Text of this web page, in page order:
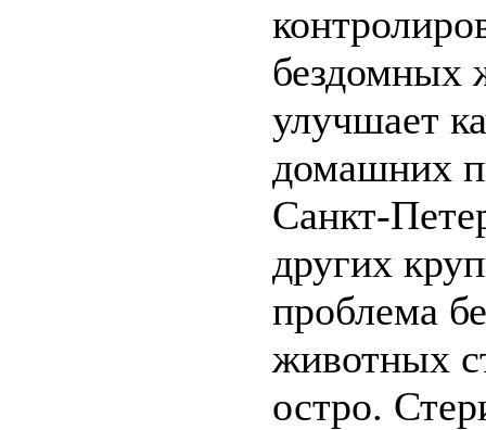
бездомных
улучшает
домашних
Санкт-
других
проблема
животных
остро.